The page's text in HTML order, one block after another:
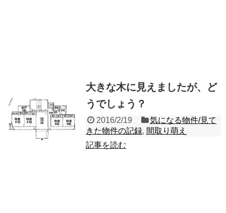
大きな木に見えましたが、ど
うでしょう？
2016/2/19
気になる物件/見て
きた物件の記録, 間取り萌え
記事を読む